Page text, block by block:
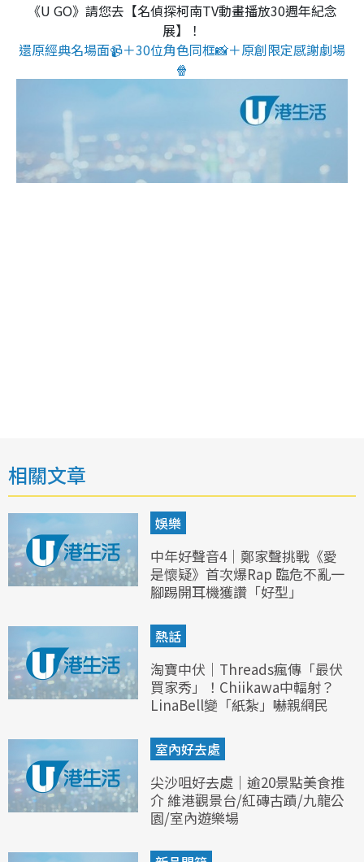
《U GO》請您去【名偵探柯南TV動畫播放30週年紀念
展】！
還原經典名場面📹＋30位角色同框📸＋原創限定感謝劇場
🍿
相關文章
娛樂
中年好聲音4｜鄭家聲挑戰《愛
是懷疑》首次爆Rap 臨危不亂一
腳踢開耳機獲讚「好型」
熱話
淘寶中伏｜Threads瘋傳「最伏
買家秀」！Chiikawa中輻射？
LinaBell變「紙紮」嚇親網民
室內好去處
尖沙咀好去處｜逾20景點美食推
介 維港觀景台/紅磚古蹟/九龍公
園/室內遊樂場